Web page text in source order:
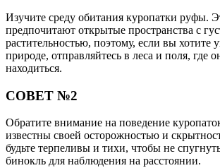
Изучите среду обитания куропатки руфы.
предпочитают открытые пространства с
растительностью, поэтому, если вы хотите
природе, отправляйтесь в леса и поля, где
находиться.
СОВЕТ №2
Обратите внимание на поведение
известны своей осторожностью и
будьте терпеливы и тихи, чтобы не
бинокль для наблюдения на расстоянии.